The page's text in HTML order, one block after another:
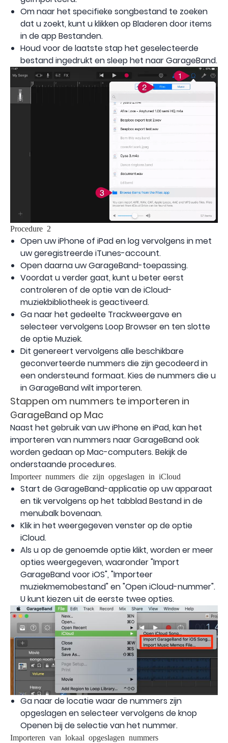
Om naar het specifieke songbestand te zoeken
dat u zoekt, kunt u klikken op Bladeren door items
in de app Bestanden.
Houd voor de laatste stap het geselecteerde
bestand ingedrukt en sleep het naar GarageBand.
Procedure 2
Open uw iPhone of iPad en log vervolgens in met
uw geregistreerde iTunes-account.
Open daarna uw GarageBand-toepassing.
Voordat u verder gaat, kunt u beter eerst
controleren of de optie van de iCloud-
muziekbibliotheek is geactiveerd.
Ga naar het gedeelte Trackweergave en
selecteer vervolgens Loop Browser en ten slotte
de optie Muziek.
Dit genereert vervolgens alle beschikbare
geconverteerde nummers die zijn gecodeerd in
een ondersteund formaat. Kies de nummers die u
in GarageBand wilt importeren.
Stappen om nummers te importeren in
GarageBand op Mac
Naast het gebruik van uw iPhone en iPad, kan het
importeren van nummers naar GarageBand ook
worden gedaan op Mac-computers. Bekijk de
onderstaande procedures.
Importeer nummers die zijn opgeslagen in iCloud
Start de GarageBand-applicatie op uw apparaat
en tik vervolgens op het tabblad Bestand in de
menubalk bovenaan.
Klik in het weergegeven venster op de optie
iCloud.
Als u op de genoemde optie klikt, worden er meer
opties weergegeven, waaronder "Import
GarageBand voor iOS", "Importeer
muziekmemobestand" en "Open iCloud-nummer".
U kunt kiezen uit de eerste twee opties.
Ga naar de locatie waar de nummers zijn
opgeslagen en selecteer vervolgens de knop
Openen bij de selectie van het nummer.
Importeren van lokaal opgeslagen nummers